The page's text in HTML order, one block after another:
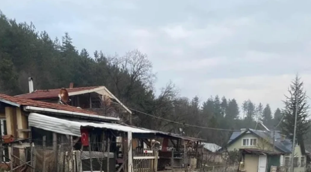
Bilecik
Bingöl
Bitlis
Bolu
Burdur